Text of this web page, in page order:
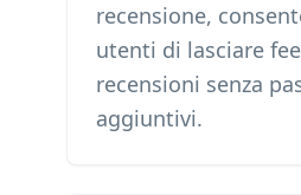
recensione,
utenti di lasciare
recensioni senza
aggiuntivi.